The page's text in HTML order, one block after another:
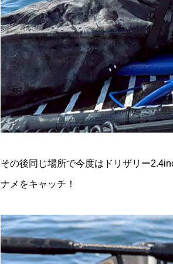
その後同じ場所で今度はドリザリー
ナメをキャッチ！